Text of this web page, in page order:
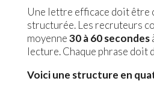
Une lettre efficace doit être
structurée. Les recruteurs
moyenne30 à 60 secondes
lecture. Chaque phrase doit
Voici une structure en